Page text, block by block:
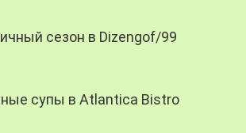
сезон в Dizengof/99
супы в Atlantica Bistro